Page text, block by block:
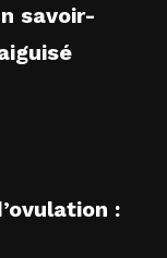
savoir-
: